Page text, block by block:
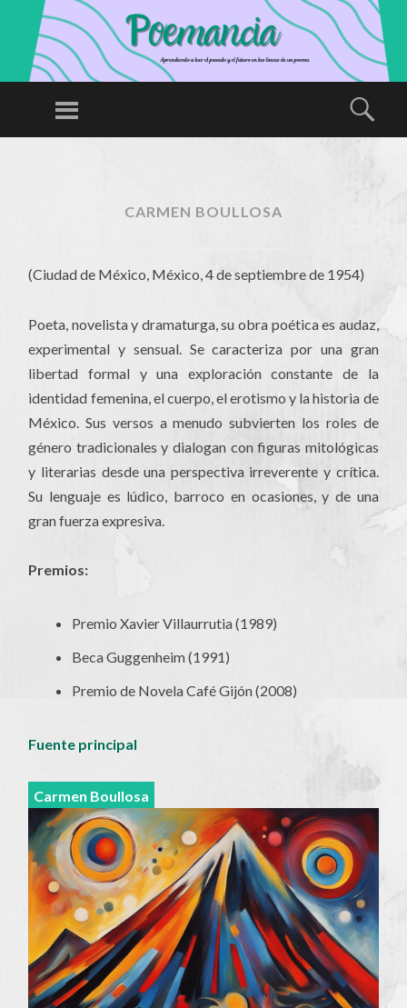
P
CI
Aprendiendo
futuro en las
Menú
CARMEN BOULLOSA
(Ciudad de México, México, 4 de septiembre de 1954)
Poeta, novelista y dramaturga, su obra poética es audaz,
experimental y sensual. Se caracteriza por una gran
libertad formal y una exploración constante de la
identidad femenina, el cuerpo, el erotismo y la historia de
México. Sus versos a menudo subvierten los roles de
género tradicionales y dialogan con figuras mitológicas
y literarias desde una perspectiva irreverente y crítica.
Su lenguaje es lúdico, barroco en ocasiones, y de una
gran fuerza expresiva.
Premios:
Premio Xavier Villaurrutia (1989)
Beca Guggenheim (1991)
Premio de Novela Café Gijón (2008)
Fuente principal
Carmen Boullosa